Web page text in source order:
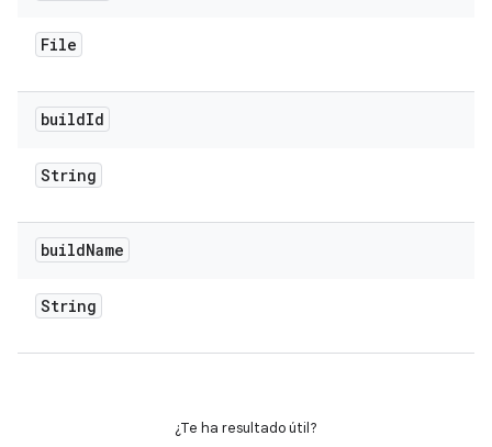
File
buildId
String
buildName
String
¿Te ha resultado útil?